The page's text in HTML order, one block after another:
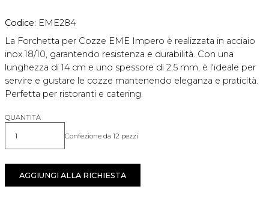
Codice: EME284
La Forchetta per Cozze EME Impero è realizzata in acciaio
inox 18/10, garantendo resistenza e durabilità. Con una
lunghezza di 14 cm e uno spessore di 2,5 mm, è l'ideale per
servire e gustare le cozze mantenendo eleganza e praticità.
Perfetta per ristoranti e catering.
QUANTITÀ
Quantità Confezione da 12 pezzi
AGGIUNGI ALLA RICHIESTA